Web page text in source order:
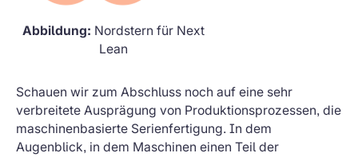
Abbildung: Nordstern für Next
Lean
Schauen wir zum Abschluss noch auf eine sehr
verbreitete Ausprägung von Produktionsprozessen, die
maschinenbasierte Serienfertigung. In dem
Augenblick, in dem Maschinen einen Teil der